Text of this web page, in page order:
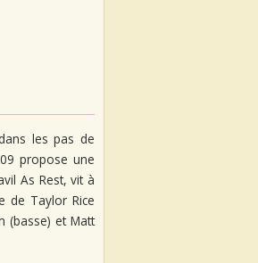
les pas de
propose une
As Rest, vit à
de Taylor Rice
(basse) et Matt